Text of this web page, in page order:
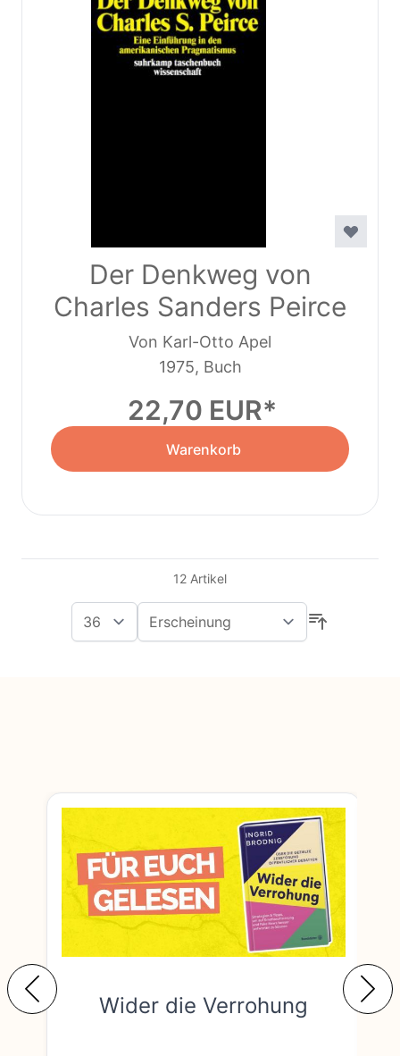
Der Denkweg von
Charles Sanders Peirce
Von Karl-Otto Apel
1975, Buch
22,70 EUR
Warenkorb
12 Artikel
Wider die Verrohung